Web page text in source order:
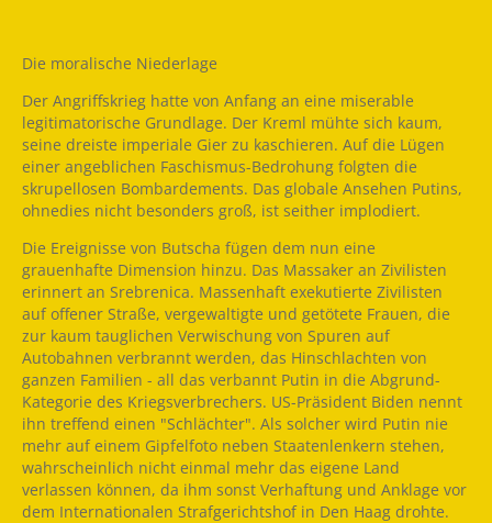
Die moralische Niederlage
Der Angriffskrieg hatte von Anfang an eine miserable
legitimatorische Grundlage. Der Kreml mühte sich kaum,
seine dreiste imperiale Gier zu kaschieren. Auf die Lügen
einer angeblichen Faschismus-Bedrohung folgten die
skrupellosen Bombardements. Das globale Ansehen Putins,
ohnedies nicht besonders groß, ist seither implodiert.
Die Ereignisse von Butscha fügen dem nun eine
grauenhafte Dimension hinzu. Das Massaker an Zivilisten
erinnert an Srebrenica. Massenhaft exekutierte Zivilisten
auf offener Straße, vergewaltigte und getötete Frauen, die
zur kaum tauglichen Verwischung von Spuren auf
Autobahnen verbrannt werden, das Hinschlachten von
ganzen Familien - all das verbannt Putin in die Abgrund-
Kategorie des Kriegsverbrechers. US-Präsident Biden nennt
ihn treffend einen "Schlächter". Als solcher wird Putin nie
mehr auf einem Gipfelfoto neben Staatenlenkern stehen,
wahrscheinlich nicht einmal mehr das eigene Land
verlassen können, da ihm sonst Verhaftung und Anklage vor
dem Internationalen Strafgerichtshof in Den Haag drohte.